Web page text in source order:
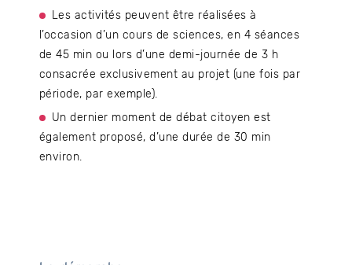
Les activités peuvent être réalisées à
l’occasion d’un cours de sciences, en 4 séances
de 45 min ou lors d’une demi-journée de 3 h
consacrée exclusivement au projet (une fois par
période, par exemple).
Un dernier moment de débat citoyen est
également proposé, d’une durée de 30 min
environ.